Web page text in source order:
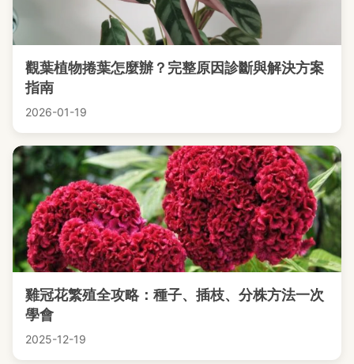
觀葉植物捲葉怎麼辦？完整原因診斷與解決方案
指南
2026-01-19
雞冠花繁殖全攻略：種子、插枝、分株方法一次
學會
2025-12-19